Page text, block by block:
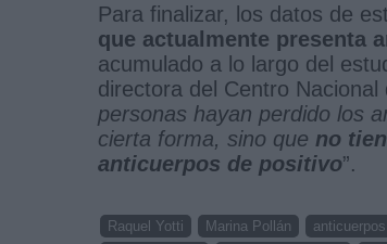
Para finalizar, los datos de
que actualmente presenta
acumulado a lo largo del
directora del Centro
personas hayan perdido los
cierta forma, sino que no
anticuerpos de positivo”.
Raquel Yotti Marina Pollán